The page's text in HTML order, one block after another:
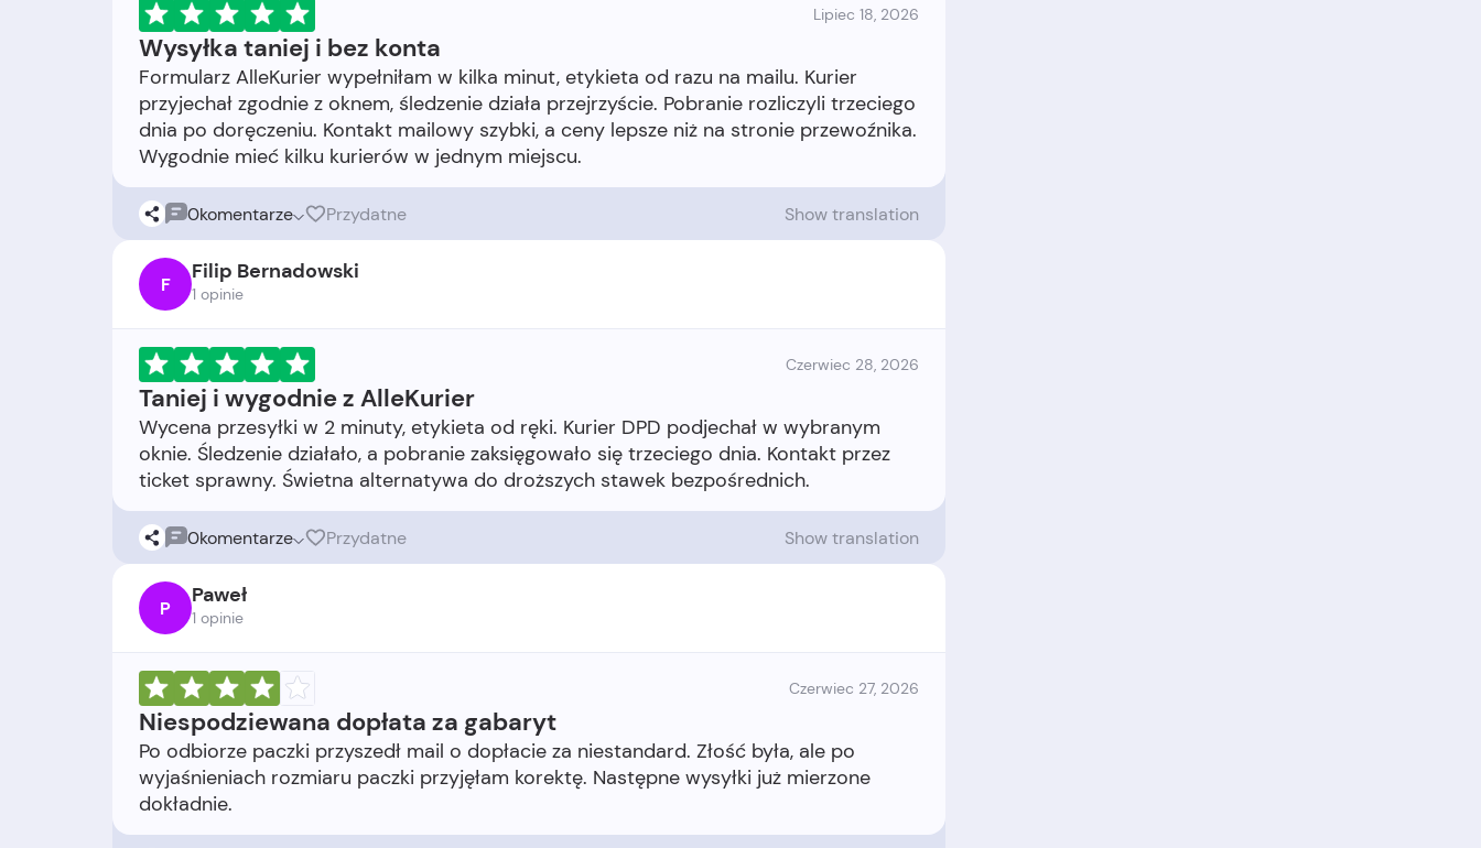
Lipiec 18, 2026
Wysyłka taniej i bez konta
Formularz AlleKurier wypełniłam w kilka minut, etykieta od razu na mailu. Kurier
przyjechał zgodnie z oknem, śledzenie działa przejrzyście. Pobranie rozliczyli trzeciego
dnia po doręczeniu. Kontakt mailowy szybki, a ceny lepsze niż na stronie przewoźnika.
0komentarze Przydatne Show translation
F Filip Bernadowski
1 opinie
Czerwiec 28, 2026
Taniej i wygodnie z AlleKurier
Wycena przesyłki w 2 minuty, etykieta od ręki. Kurier DPD podjechał w wybranym
oknie. Śledzenie działało, a pobranie zaksięgowało się trzeciego dnia. Kontakt przez
0komentarze Przydatne Show translation
P Paweł
1 opinie
Czerwiec 27, 2026
Niespodziewana dopłata za gabaryt
Po odbiorze paczki przyszedł mail o dopłacie za niestandard. Złość była, ale po
wyjaśnieniach rozmiaru paczki przyjęłam korektę. Następne wysyłki już mierzone